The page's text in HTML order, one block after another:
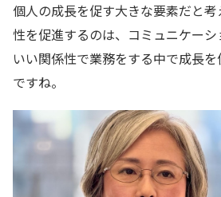
個人の成長を促す大きな要素だと
性を促進するのは、コミュニケー
いい関係性で業務をする中で成長
ですね。